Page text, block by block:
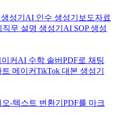
성기 AI 인수 생성기 보도자료
직무 설명 생성기 AI SOP 생성
커 AI 수학 솔버PDF로 채팅
메이커TikTok 대본 생성기
오-텍스트 변환기 PDF를 마크